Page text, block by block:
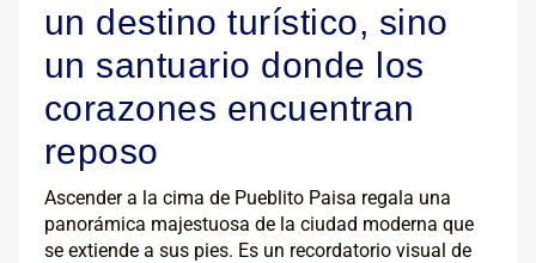
un destino turístico, sino
un santuario donde los
corazones encuentran
reposo
Ascender a la cima de Pueblito Paisa regala una
panorámica majestuosa de la ciudad moderna que
se extiende a sus pies. Es un recordatorio visual de